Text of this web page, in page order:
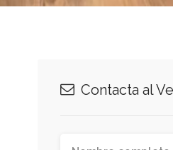
Contacta al